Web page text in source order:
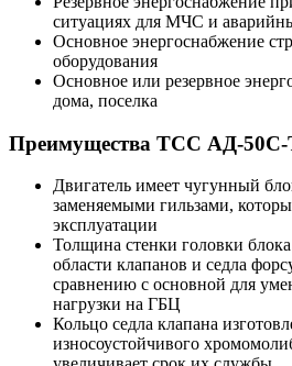
ситуациях для МЧС и
Основное энергоснабжение
оборудования
Основное или резервное
дома, поселка
Преимущества ТСС АД-50С-
Двигатель имеет чугунный
заменяемыми гильзами,
эксплуатации
Толщина стенки головки
области клапанов и седла
сравнению с основной для
нагрузки на ГБЦ
Кольцо седла клапана
износоустойчивого